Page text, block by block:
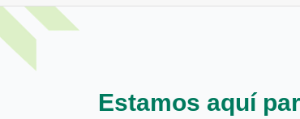
Estamos aquí